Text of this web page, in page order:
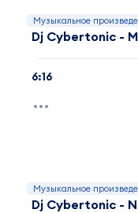
Музыкальное
Dj Cybertonic -
6:16
Музыкальное
Dj Cybertonic -